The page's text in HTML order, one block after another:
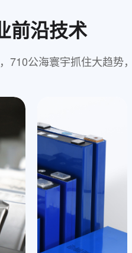
前沿技术
710公海寰宇抓住大趋势